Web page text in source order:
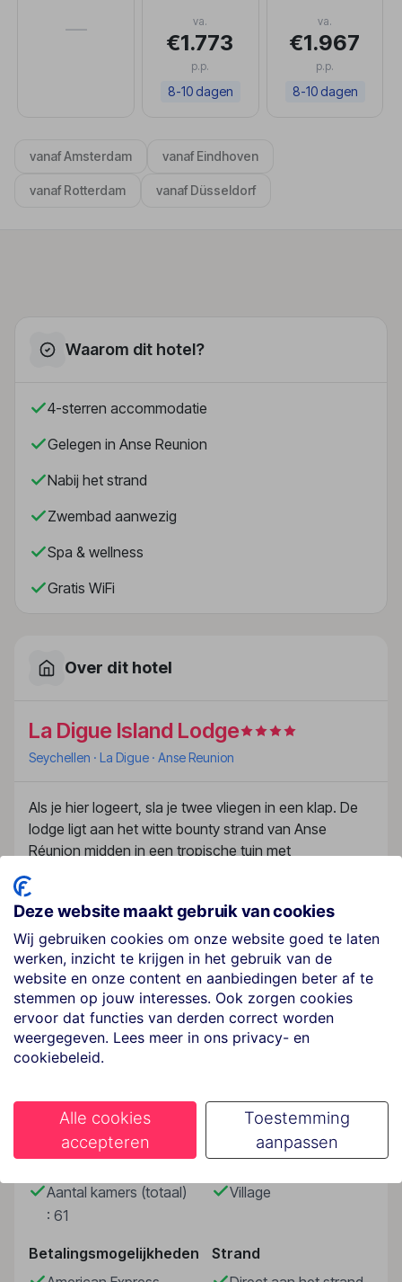
— va.
€1.773
p.p.
8-10 dagen
va.
€1.967
p.p.
8-10 dagen
vanaf Amsterdam vanaf Eindhoven
vanaf Rotterdam vanaf Düsseldorf
Waarom dit hotel?
4-sterren accommodatie
Gelegen in Anse Reunion
Nabij het strand
Zwembad aanwezig
Spa & wellness
Gratis WiFi
Over dit hotel
La Digue Island Lodge
Seychellen · La Digue · Anse Reunion
Als je hier logeert, sla je twee vliegen in een klap. De
lodge ligt aan het witte bounty strand van Anse
Réunion midden in een tropische tuin met
kokospalmen en takamaka bomen. Precies, die waar
de rum van gemaakt wordt. De menukaart staat hier
vol met Creoolse gerechten en als extra plus een
geweldig uitzicht op buureiland Praslin tijdens
zonsondergang. In La Digue Island Lodge kom je niets
te kort. Het zwembad is verkoelend, er is een spa en
duikcentrum en de houten chalets zijn knus. En met de
fiets ben je zo op de beste plekken van het eiland!
Strand
Wellness
Tegen betaling
Sport & Activiteiten
Tegen betaling
Overige informatie
officiële classificatie: 3 sterren
Lees meer
Faciliteiten
Gebouwinformatie
Aantal kamers (totaal)
: 61
Hoteltype
Village
Betalingsmogelijkheden
Strand
Deze website maakt gebruik van cookies
Wij gebruiken cookies om onze website goed te laten
werken, inzicht te krijgen in het gebruik van de
website en onze content en aanbiedingen beter af te
stemmen op jouw interesses. Ook zorgen cookies
ervoor dat functies van derden correct worden
weergegeven. Lees meer in ons privacy- en
cookiebeleid.
Alle cookies
accepteren
Toestemming
aanpassen